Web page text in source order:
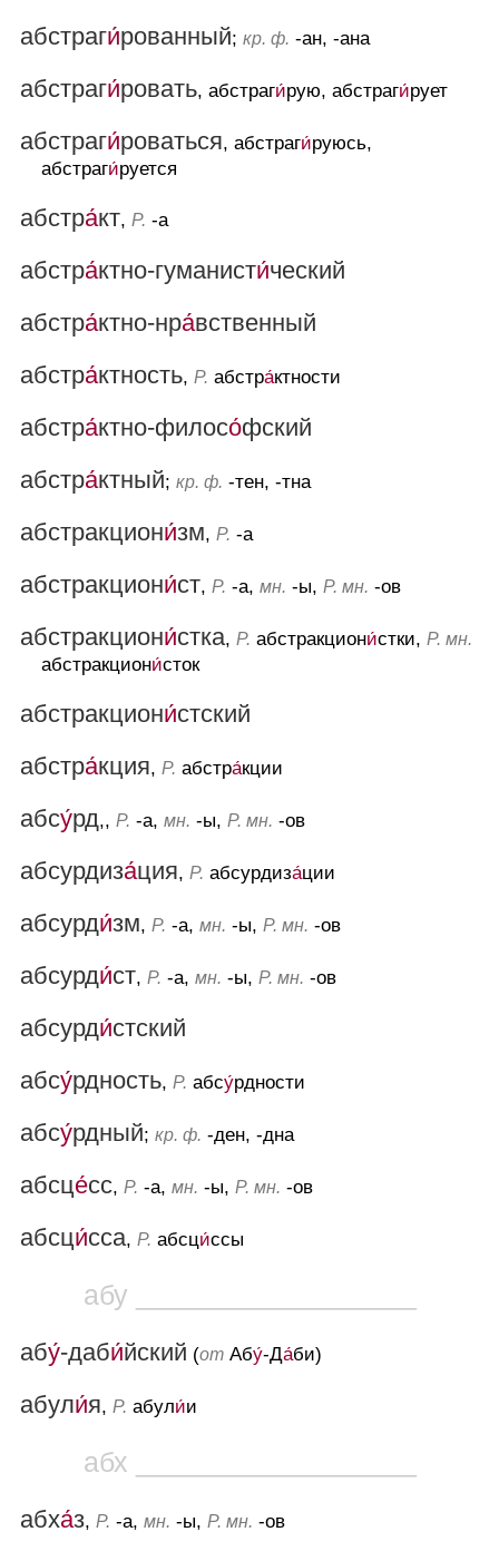
абстраги́рованный; кр. ф. -ан, -ана
абстраги́ровать, абстраги́рую, абстраги́рует
абстраги́роваться, абстраги́руюсь,
абстраги́руется
абстра́кт, Р. -а
абстра́ктно-гуманисти́ческий
абстра́ктно-нра́вственный
абстра́ктность, Р. абстра́ктности
абстра́ктно-филосо́фский
абстра́ктный; кр. ф. -тен, -тна
абстракциони́зм, Р. -а
абстракциони́ст, Р. -а, мн. -ы, Р. мн. -ов
абстракциони́стка, Р. абстракциони́стки, Р. мн.
абстракциони́сток
абстракциони́стский
абстра́кция, Р. абстра́кции
абсу́рд,, Р. -а, мн. -ы, Р. мн. -ов
абсурдиза́ция, Р. абсурдиза́ции
абсурди́зм, Р. -а, мн. -ы, Р. мн. -ов
абсурди́ст, Р. -а, мн. -ы, Р. мн. -ов
абсурди́стский
абсу́рдность, Р. абсу́рдности
абсу́рдный; кр. ф. -ден, -дна
абсце́сс, Р. -а, мн. -ы, Р. мн. -ов
абсци́сса, Р. абсци́ссы
абу __________________
абу́-даби́йский (от Абу́-Да́би)
абули́я, Р. абули́и
абх __________________
aбxа́з, Р. -а, мн. -ы, Р. мн. -ов